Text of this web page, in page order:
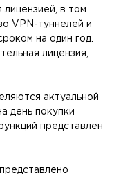
в том
VPN-туннелей и
на один год.
лицензия,
актуальной
день покупки
представлен